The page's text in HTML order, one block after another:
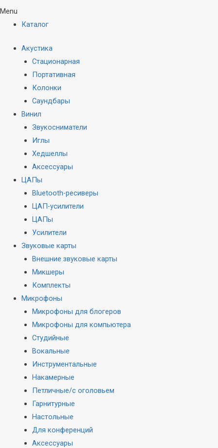
Menu
Каталог
Акустика
Стационарная
Портативная
Колонки
Саундбары
Винил
Звукосниматели
Иглы
Хедшеллы
Аксессуары
ЦАПы
Bluetooth-ресиверы
ЦАП-усилители
ЦАПы
Усилители
Звуковые карты
Внешние звуковые карты
Микшеры
Комплекты
Микрофоны
Микрофоны для блогеров
Микрофоны для компьютера
Студийные
Вокальные
Инструментальные
Накамерные
Петличные/с оголовьем
Гарнитурные
Настольные
Для конференций
Аксессуары